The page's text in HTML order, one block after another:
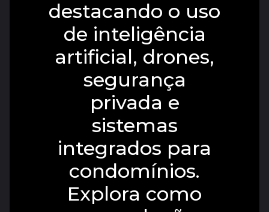
destacando o uso
de inteligência
artificial, drones,
segurança
privada e
sistemas
integrados para
condomínios.
Explora como